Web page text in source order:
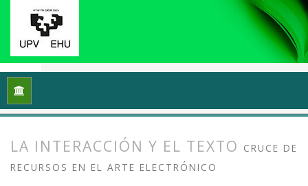
Inicio
LA INTERACCIÓN Y EL TEXTO CRUCE DE
RECURSOS EN EL ARTE ELECTRÓNICO